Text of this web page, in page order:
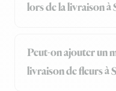
lors de la livraison à
Peut-on ajouter un
livraison de fleurs à